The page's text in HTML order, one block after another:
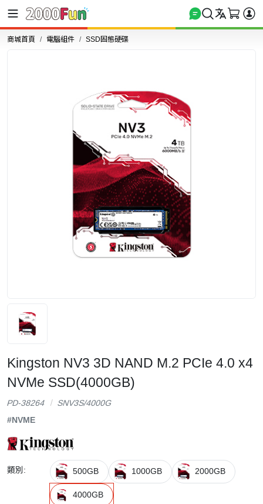
商城首頁 電腦組件 SSD固態硬碟
Kingston NV3 3D NAND M.2 PCIe 4.0 x4
NVMe SSD(4000GB)
PD-38264
SNV3S/4000G
#NVME
類別: 500GB 1000GB 2000GB
4000GB